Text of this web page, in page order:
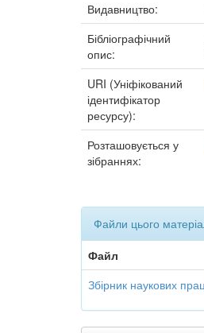
Видавництво:
Бібліографічний
опис:
URI (Уніфікований
ідентифікатор
ресурсу):
Розташовується у
зібраннях:
Файли цього
Файл
Збірник наукових